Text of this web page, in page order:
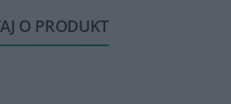
O PRODUKT